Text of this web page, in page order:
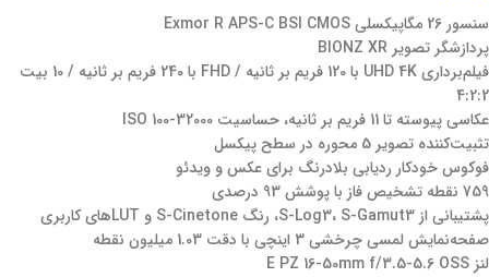
سنسور 26 مگاپیکسلی Exmor R APS-C BSI CMOS
پردازشگر تصویر BIONZ XR
فیلم‌برداری UHD 4K با 120 فریم بر ثانیه / FHD با 240 فریم بر ثانیه / 10 بیت
4:2:2
عکاسی پیوسته تا 11 فریم بر ثانیه، حساسیت ISO 100-32000
تثبیت‌کننده تصویر 5 محوره در سطح پیکسل
فوکوس خودکار ردیابی بلادرنگ برای عکس و ویدئو
759 نقطه تشخیص فاز با پوشش 93 درصدی
پشتیبانی از S-Log3، S-Gamut3، رنگ S-Cinetone و LUT‌های کاربری
صفحه‌نمایش لمسی چرخشی 3 اینچی با دقت 1.03 میلیون نقطه
لنز E PZ 16-50mm f/3.5-5.6 OSS